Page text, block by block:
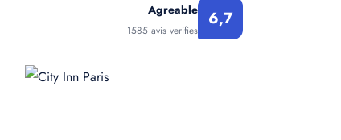
Agreable
1585 avis verifies
6,7